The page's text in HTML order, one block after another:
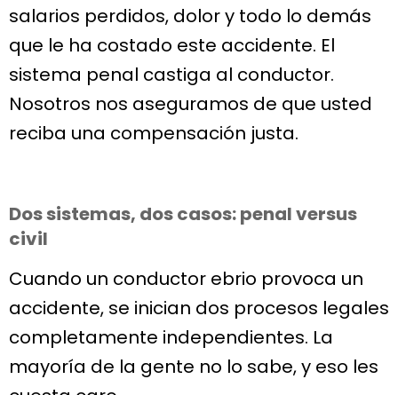
salarios perdidos, dolor y todo lo demás
que le ha costado este accidente. El
sistema penal castiga al conductor.
Nosotros nos aseguramos de que usted
reciba una compensación justa.
Dos sistemas, dos casos: penal versus
civil
Cuando un conductor ebrio provoca un
accidente, se inician dos procesos legales
completamente independientes. La
mayoría de la gente no lo sabe, y eso les